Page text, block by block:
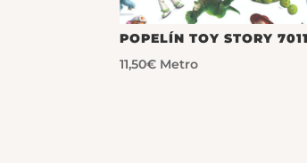
POPELÍN TOY STORY 7011
11,50€ Metro